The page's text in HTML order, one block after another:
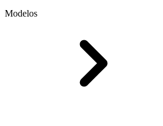
Modelos